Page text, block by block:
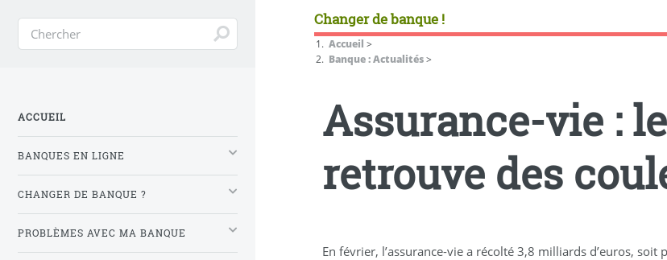
Changer de banque !
Accueil >
Banque : Actualités>
Assurance-vie :
retrouve des
En février, l’assurance-vie a récolté 3,8 milliards d’euros,
ACCUEIL
BANQUES EN LIGNE
CHANGER DE BANQUE ?
PROBLÈMES AVEC MA BANQUE